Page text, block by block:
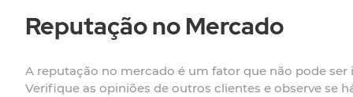
Reputação no Mercado
A reputação no mercado é um fator que não pode
Verifique as opiniões de outros clientes e observe se